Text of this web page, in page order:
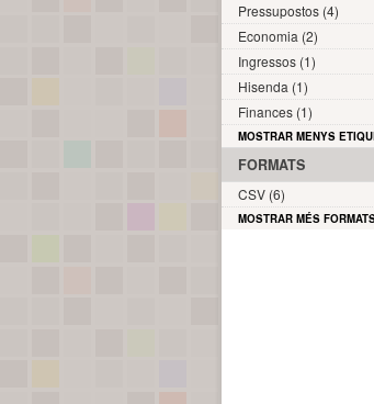
Pressupostos (4)
Economia (2)
Ingressos (1)
Hisenda (1)
Finances (1)
MOSTRAR MENYS
FORMATS
CSV (6)
MOSTRAR MÉS